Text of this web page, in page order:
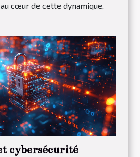
cœur de cette dynamique,
cybersécurité